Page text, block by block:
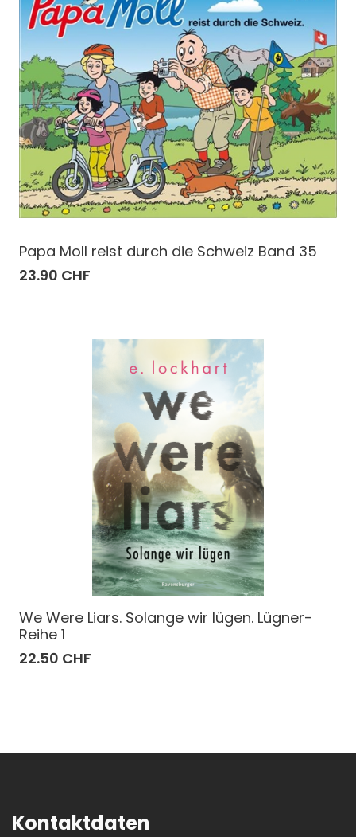
Papa Moll reist durch die Schweiz Band 35
23.90 CHF
We Were Liars. Solange wir lügen. Lügner-
Reihe 1
22.50 CHF
Kontaktdaten